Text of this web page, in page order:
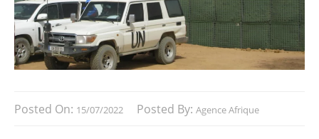
Posted On: 15/07/2022 Posted By: Agence Afrique